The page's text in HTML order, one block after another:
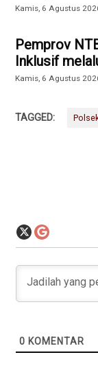
Kamis, 6 Agustus
Pemprov
Inklusif
Kamis, 6 Agustus
TAGGED:
0 KOMENTAR